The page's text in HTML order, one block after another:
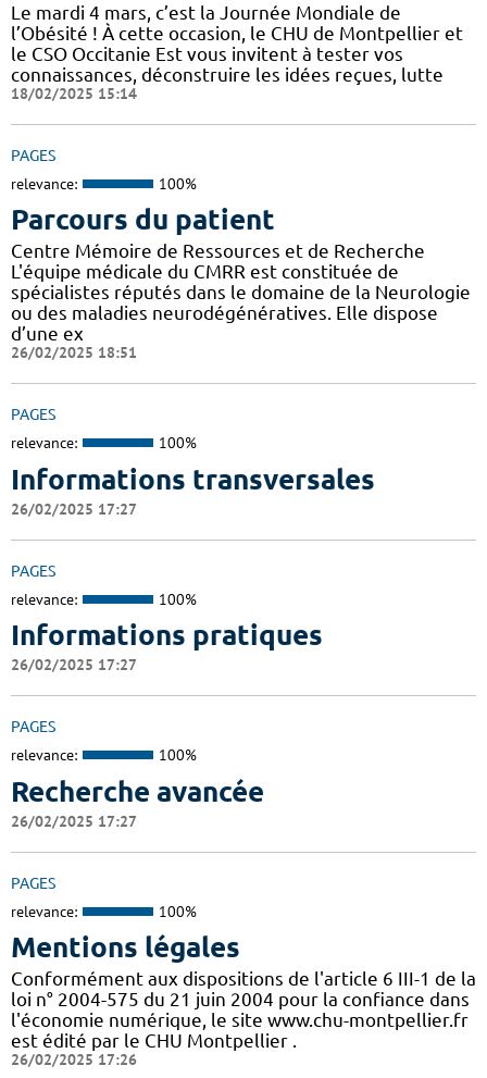
Le mardi 4 mars, c’est la Journée Mondiale de
l’Obésité ! À cette occasion, le CHU de Montpellier et
le CSO Occitanie Est vous invitent à tester vos
connaissances, déconstruire les idées reçues, lutte
18/02/2025 15:14
PAGES
relevance: 100%
Parcours du patient
Centre Mémoire de Ressources et de Recherche
L'équipe médicale du CMRR est constituée de
spécialistes réputés dans le domaine de la Neurologie
ou des maladies neurodégénératives. Elle dispose
d’une ex
26/02/2025 18:51
PAGES
relevance: 100%
Informations transversales
26/02/2025 17:27
PAGES
relevance: 100%
Informations pratiques
26/02/2025 17:27
PAGES
relevance: 100%
Recherche avancée
26/02/2025 17:27
PAGES
relevance: 100%
Mentions légales
Conformément aux dispositions de l'article 6 III-1 de la
loi n° 2004-575 du 21 juin 2004 pour la confiance dans
l'économie numérique, le site www.chu-montpellier.fr
est édité par le CHU Montpellier .
26/02/2025 17:26